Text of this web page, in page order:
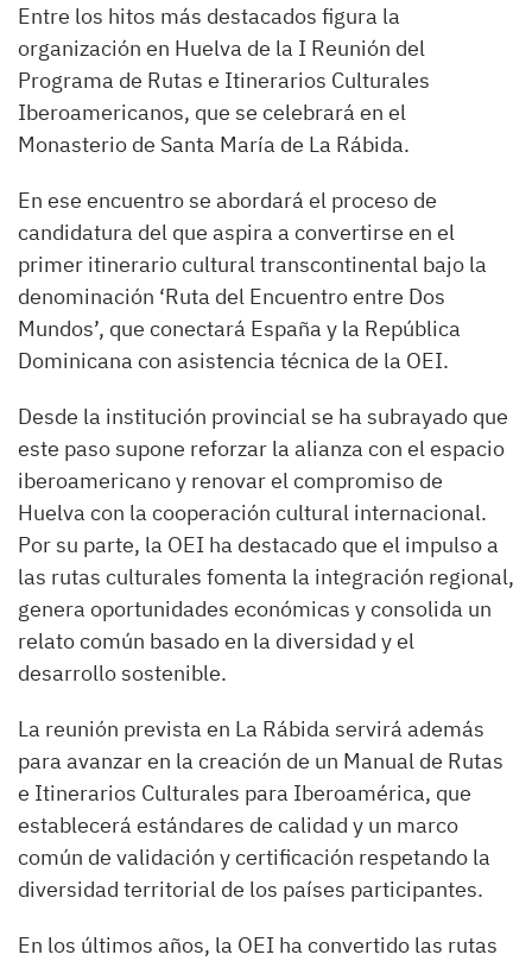
Entre los hitos más destacados figura la
organización en Huelva de la I Reunión del
Programa de Rutas e Itinerarios Culturales
Iberoamericanos, que se celebrará en el
Monasterio de Santa María de La Rábida.
En ese encuentro se abordará el proceso de
candidatura del que aspira a convertirse en el
primer itinerario cultural transcontinental bajo la
denominación ‘Ruta del Encuentro entre Dos
Mundos’, que conectará España y la República
Dominicana con asistencia técnica de la OEI.
Desde la institución provincial se ha subrayado que
este paso supone reforzar la alianza con el espacio
iberoamericano y renovar el compromiso de
Huelva con la cooperación cultural internacional.
Por su parte, la OEI ha destacado que el impulso a
las rutas culturales fomenta la integración regional,
genera oportunidades económicas y consolida un
relato común basado en la diversidad y el
desarrollo sostenible.
La reunión prevista en La Rábida servirá además
para avanzar en la creación de un Manual de Rutas
e Itinerarios Culturales para Iberoamérica, que
establecerá estándares de calidad y un marco
común de validación y certificación respetando la
diversidad territorial de los países participantes.
En los últimos años, la OEI ha convertido las rutas